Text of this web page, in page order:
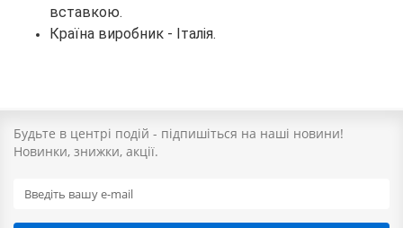
вставкою.
Країна виробник - Італія.
Будьте в центрі подій - підпишіться на наші новини!
Новинки, знижки, акції.